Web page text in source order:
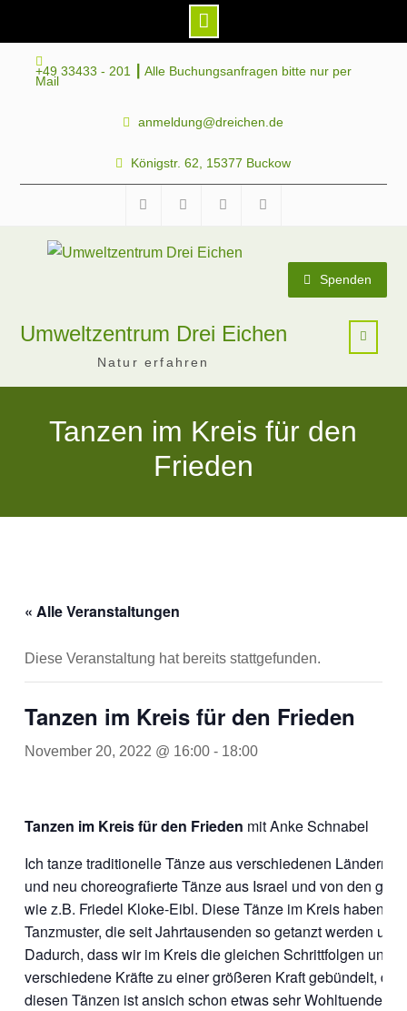
+49 33433 - 201 ┃ Alle Buchungsanfragen bitte nur per
Mail
anmeldung@dreichen.de
Königstr. 62, 15377 Buckow
Spenden
Umweltzentrum Drei Eichen
Natur erfahren
Tanzen im Kreis für den
Frieden
« Alle Veranstaltungen
Diese Veranstaltung hat bereits stattgefunden.
Tanzen im Kreis für den Frieden
November 20, 2022 @ 16:00- 18:00
Tanzen im Kreis für den Frieden mit Anke Schnabel
Ich tanze traditionelle Tänze aus verschiedenen Ländern,
und neu choreografierte Tänze aus Israel und von den
wie z.B. Friedel Kloke-Eibl. Diese Tänze im Kreis haben
Tanzmuster, die seit Jahrtausenden so getanzt werden
Dadurch, dass wir im Kreis die gleichen Schrittfolgen und
verschiedene Kräfte zu einer größeren Kraft gebündelt,
diesen Tänzen ist ansich schon etwas sehr Wohltuendes.